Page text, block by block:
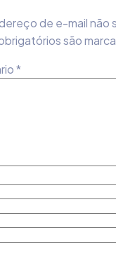
de e-mail não
são
*